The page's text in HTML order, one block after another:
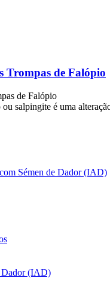
Trompas de Falópio
salpingite é uma
Sémen de Dador (IAD)
Dador (IAD)